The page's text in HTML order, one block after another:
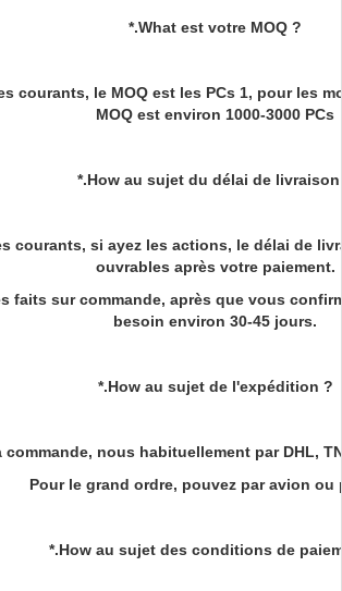
*.What est votre MOQ ?
courants, le MOQ est les PCs 1, pour les
MOQ est environ 1000-3000 PCs
*.How au sujet du délai de
courants, si ayez les actions, le délai de
ouvrables après votre paiement.
faits sur commande, après que vous
besoin environ 30-45 jours.
*.How au sujet de l'expédition ?
nous habituellement par DHL,
Pour le grand ordre, pouvez par avion ou
*.How au sujet des conditions de